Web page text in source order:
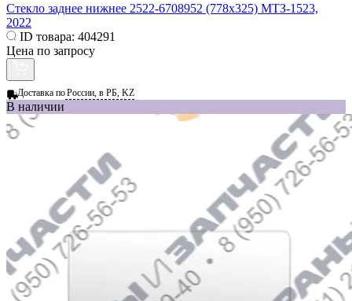
Стекло заднее нижнее 2522-6708952 (778х325) МТЗ-1523,
2022
ID товара: 404291
Цена по запросу
Доставка поРоссии, в РБ, KZ
В наличии